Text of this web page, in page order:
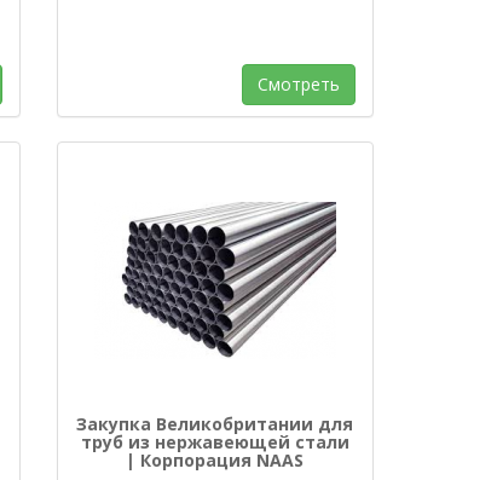
Смотреть
Закупка Великобритании для
труб из нержавеющей стали
| Корпорация NAAS